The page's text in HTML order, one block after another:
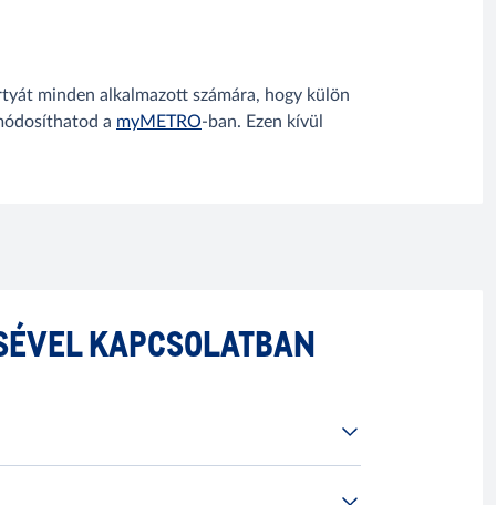
minden alkalmazott számára, hogy külön
a myMETRO-ban. Ezen kívül
KAPCSOLATBAN